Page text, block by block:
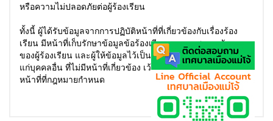
หรือความไม่ปลอดภัยต่อผู้ร้องเรียน
ทั้งนี้ ผู้ได้รับข้อมูลจากการปฏิบัติหน้าที่ที่เกี่ยวข้องกับเรื่องร้อง
เรียน มีหน้าที่เก็บรักษาข้อมูลข้อร้องเรียนและเอกสาร หลักฐาน
ของผู้ร้องเรียน และผู้ให้ข้อมูลไว้เป็นความลับ ห้ามเปิดเผยข้อมูล
แก่บุคคลอื่น ที่ไม่มีหน้าที่เกี่ยวข้อง เว้นแต่เป็นการเปิดเผยตาม
หน้าที่ที่กฎหมายกำหนด